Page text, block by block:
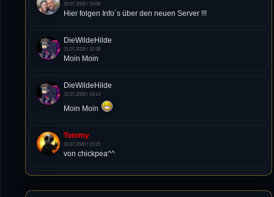
30.07.2026 / 16:08
Hier folgen Info´s über den neuen Server !!!
DieWildeHilde
21.07.2026 / 10:28
Moin Moin
DieWildeHilde
12.07.2026 / 14:14
Moin Moin
Tommy
10.07.2026 / 22:25
von chickpea^^